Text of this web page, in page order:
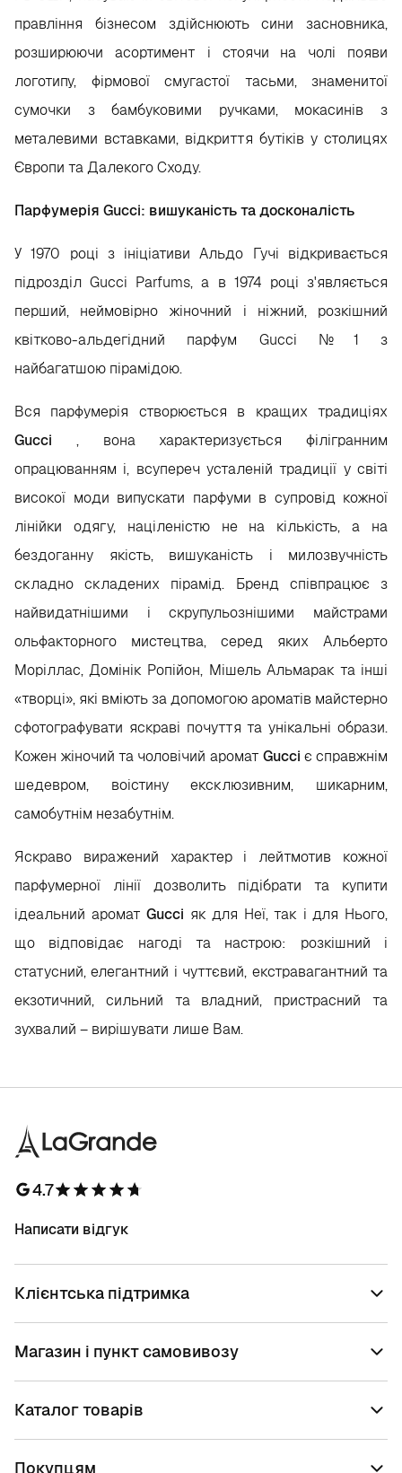
правління бізнесом здійснюють сини засновника,
розширюючи асортимент і стоячи на чолі появи
логотипу, фірмової смугастої тасьми, знаменитої
сумочки з бамбуковими ручками, мокасинів з
металевими вставками, відкриття бутіків у столицях
Європи та Далекого Сходу.
Парфумерія Gucci: вишуканість та досконалість
У 1970 році з ініціативи Альдо Гучі відкривається
підрозділ Gucci Parfums, а в 1974 році з'являється
перший, неймовірно жіночний і ніжний, розкішний
квітково-альдегідний парфум Gucci №1 з
найбагатшою пірамідою.
Вся парфумерія створюється в кращих традиціях
Gucci , вона характеризується філігранним
опрацюванням і, всупереч усталеній традиції у світі
високої моди випускати парфуми в супровід кожної
лінійки одягу, націленістю не на кількість, а на
бездоганну якість, вишуканість і милозвучність
складно складених пірамід. Бренд співпрацює з
найвидатнішими і скрупульознішими майстрами
ольфакторного мистецтва, серед яких Альберто
Моріллас, Домінік Ропійон, Мішель Альмарак та інші
«творці», які вміють за допомогою ароматів майстерно
сфотографувати яскраві почуття та унікальні образи.
Кожен жіночий та чоловічий аромат Gucci є справжнім
шедевром, воістину ексклюзивним, шикарним,
самобутнім незабутнім.
Яскраво виражений характер і лейтмотив кожної
парфумерної лінії дозволить підібрати та купити
ідеальний ароматGucci як для Неї, так і для Нього,
що відповідає нагоді та настрою: розкішний і
статусний, елегантний і чуттєвий, екстравагантний та
екзотичний, сильний та владний, пристрасний та
зухвалий – вирішувати лише Вам.
4.7
Написати відгук
Клієнтська підтримка
Магазин і пункт самовивозу
Каталог товарів
Покупцям